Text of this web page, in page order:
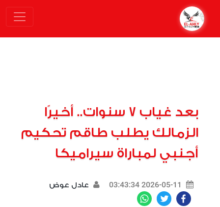
بعد غياب 7 سنوات.. أخيرًا
الزمالك يطلب طاقم تحكيم
أجنبي لمباراة سيراميكا
2026-05-11 03:43:34 عادل عوض
Facebook
Twitter